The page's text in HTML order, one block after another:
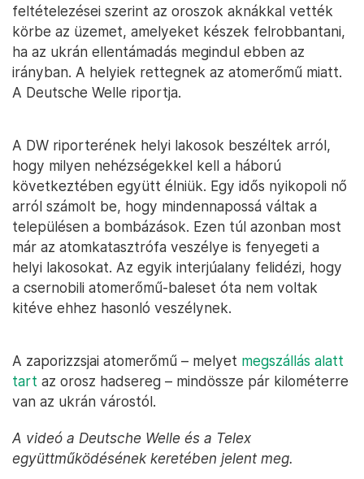
feltételezései szerint az oroszok aknákkal vették
körbe az üzemet, amelyeket készek felrobbantani,
ha az ukrán ellentámadás megindul ebben az
irányban. A helyiek rettegnek az atomerőmű miatt.
A Deutsche Welle riportja.
A DW riporterének helyi lakosok beszéltek arról,
hogy milyen nehézségekkel kell a háború
következtében együtt élniük. Egy idős nyikopoli nő
arról számolt be, hogy mindennapossá váltak a
településen a bombázások. Ezen túl azonban most
már az atomkatasztrófa veszélye is fenyegeti a
helyi lakosokat. Az egyik interjúalany felidézi, hogy
a csernobili atomerőmű-baleset óta nem voltak
kitéve ehhez hasonló veszélynek.
A zaporizzsjai atomerőmű – melyet megszállás alatt
tart az orosz hadsereg – mindössze pár kilométerre
van az ukrán várostól.
A videó a Deutsche Welle és a Telex
együttműködésének keretében jelent meg.